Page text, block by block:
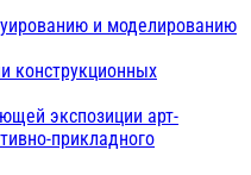
и моделированию
конструкционных
экспозиции арт-
прикладного